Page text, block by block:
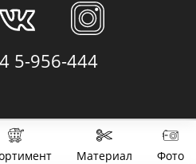
Материал Фото
5-956-444